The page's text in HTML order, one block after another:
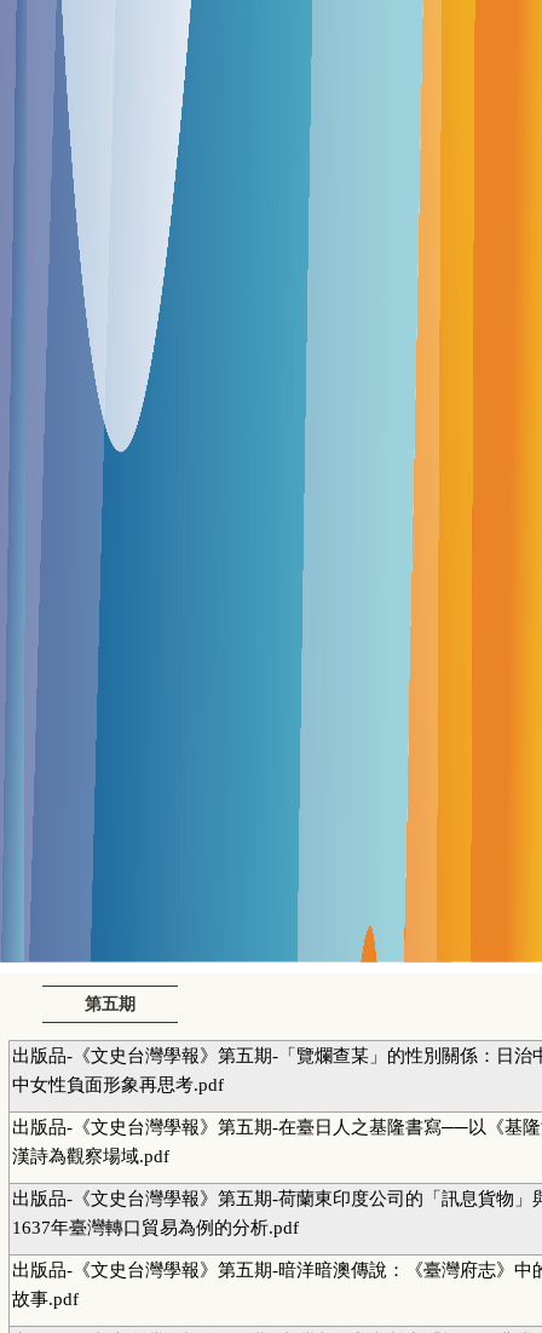
第五期
出版品-《文史台灣學報》第五期-「覽爛查某」的性別關係：日治
中女性負面形象再思考.pdf
出版品-《文史台灣學報》第五期-在臺日人之基隆書寫──以《基
漢詩為觀察場域.pdf
出版品-《文史台灣學報》第五期-荷蘭東印度公司的「訊息貨物」
1637年臺灣轉口貿易為例的分析.pdf
出版品-《文史台灣學報》第五期-暗洋暗澳傳說：《臺灣府志》中
故事.pdf